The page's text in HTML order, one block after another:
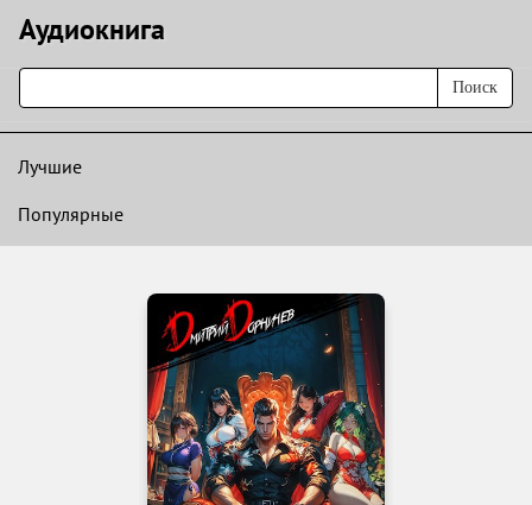
Аудиокнигa
Поиск
Лучшие
Популярные